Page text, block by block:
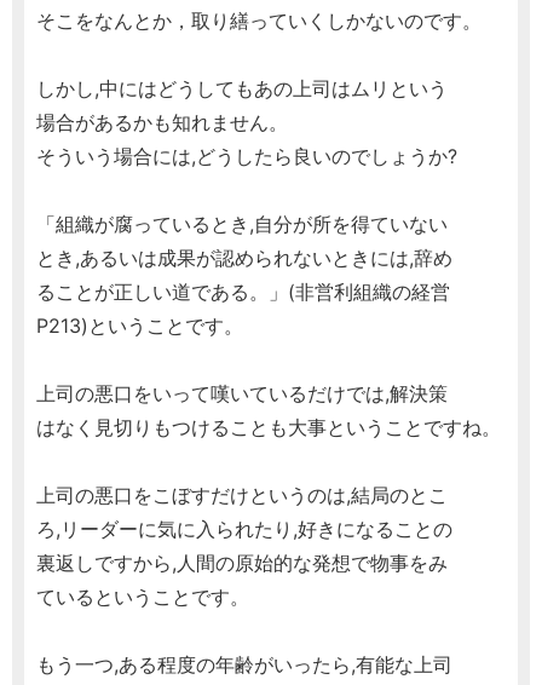
そこをなんとか，取り繕っていくしかないのです。
しかし,中にはどうしてもあの上司はムリという
場合があるかも知れません。
そういう場合には,どうしたら良いのでしょうか?
「組織が腐っているとき,自分が所を得ていない
とき,あるいは成果が認められないときには,辞め
ることが正しい道である。」(非営利組織の経営
P213)ということです。
上司の悪口をいって嘆いているだけでは,解決策
はなく見切りもつけることも大事ということですね。
上司の悪口をこぼすだけというのは,結局のとこ
ろ,リーダーに気に入られたり,好きになることの
裏返しですから,人間の原始的な発想で物事をみ
ているということです。
もう一つ,ある程度の年齢がいったら,有能な上司